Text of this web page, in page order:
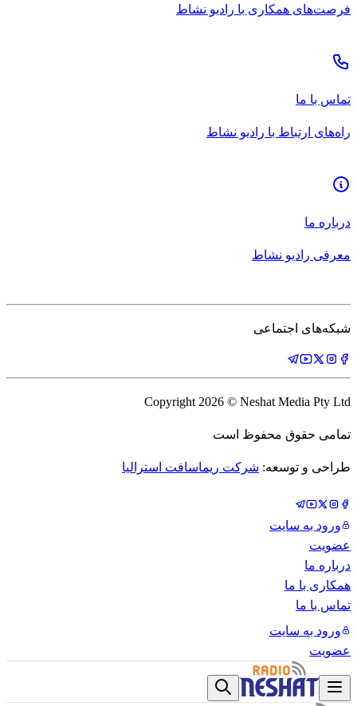
فرصت‌های همکاری با رادیو نشاط
تماس با ما
راه‌های ارتباط با رادیو نشاط
درباره ما
معرفی رادیو نشاط
شبکه‌های اجتماعی
Copyright 2026 © Neshat Media Pty Ltd
تمامی حقوق محفوظ است
طراحی و توسعه: شرکت ریماسافت استرالیا
ورود به سایت
عضویت
درباره ما
همکاری با ما
تماس با ما
ورود به سایت
عضویت